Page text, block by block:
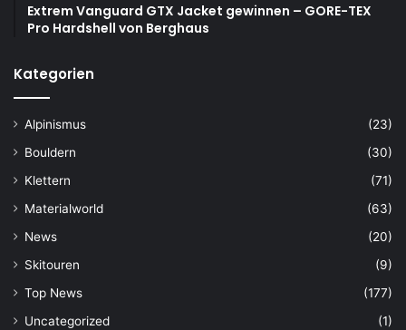
Extrem Vanguard GTX Jacket gewinnen – GORE-TEX
Pro Hardshell von Berghaus
Kategorien
Alpinismus
(23)
Bouldern
(30)
Klettern
(71)
Materialworld
(63)
News
(20)
Skitouren
(9)
Top News
(177)
Uncategorized
(1)